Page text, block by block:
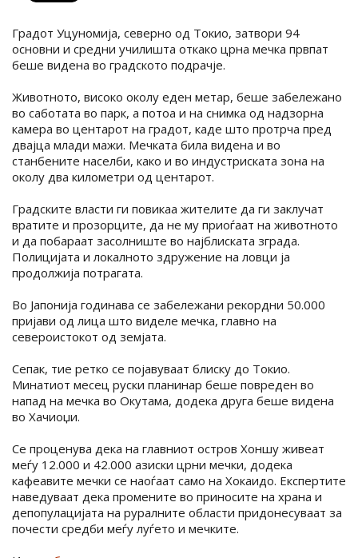
Градот Уцуномија, северно од Токио, затвори 94
основни и средни училишта откако црна мечка првпат
беше видена во градското подрачје.
Животното, високо околу еден метар, беше забележано
во саботата во парк, а потоа и на снимка од надзорна
камера во центарот на градот, каде што протрча пред
двајца млади мажи. Мечката била видена и во
станбените населби, како и во индустриската зона на
околу два километри од центарот.
Градските власти ги повикаа жителите да ги заклучат
вратите и прозорците, да не му приоѓаат на животното
и да побараат засолниште во најблиската зграда.
Полицијата и локалното здружение на ловци ја
продолжија потрагата.
Во Јапонија годинава се забележани рекордни 50.000
пријави од лица што виделе мечка, главно на
североистокот од земјата.
Сепак, тие ретко се појавуваат блиску до Токио.
Минатиот месец руски планинар беше повреден во
напад на мечка во Окутама, додека друга беше видена
во Хачиоџи.
Се проценува дека на главниот остров Хоншу живеат
меѓу 12.000 и 42.000 азиски црни мечки, додека
кафеавите мечки се наоѓаат само на Хокаидо. Експертите
наведуваат дека промените во приносите на храна и
депопулацијата на руралните области придонесуваат за
почести средби меѓу луѓето и мечките.